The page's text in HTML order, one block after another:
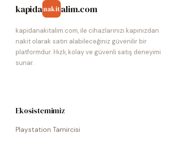
kapidanakitalim.com
kapidanakitalim.com, ile cihazlarınızı kapınızdan
nakit olarak satın alabileceğiniz güvenilir bir
platformdur. Hızlı, kolay ve güvenli satış deneyimi
sunar.
Ekosistemimiz
Playstation Tamircisi